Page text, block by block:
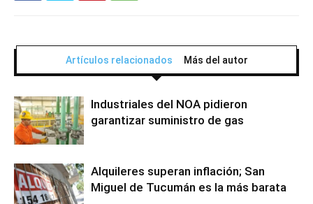
Artículos relacionados Más del autor
Industriales del NOA pidieron
garantizar suministro de gas
Alquileres superan inflación; San
Miguel de Tucumán es la más barata